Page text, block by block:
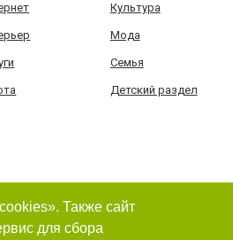
Культура
Мода
Семья
Детский раздел
Также сайт
для сбора